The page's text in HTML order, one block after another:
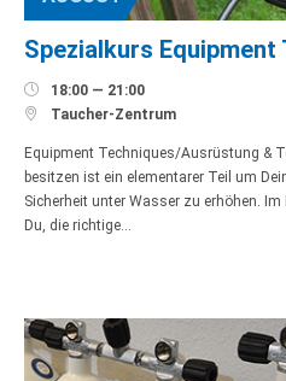
Spezialkurs Equipment
 18:00 — 21:00
 Taucher-Zentrum
Equipment Techniques/Ausrüstung &
besitzen ist ein elementarer Teil um
Sicherheit unter Wasser zu erhöhen.
Du, die richtige…